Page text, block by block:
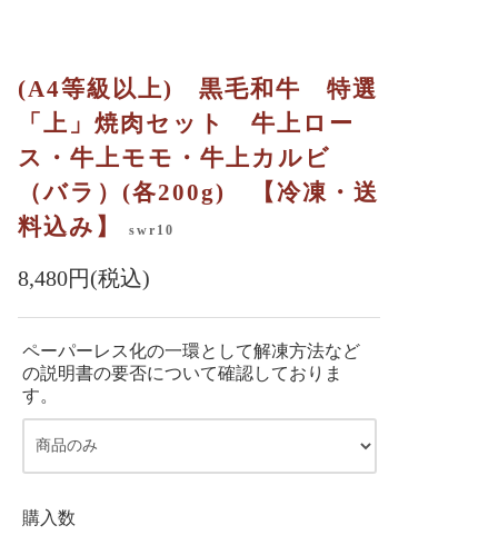
(A4等級以上) 黒毛和牛 特選
「上」焼肉セット 牛上ロー
ス・牛上モモ・牛上カルビ
（バラ）(各200g) 【冷凍・送
料込み】swr10
8,480円(税込)
ペーパーレス化の一環として解凍方法など
の説明書の要否について確認しておりま
す。
購入数